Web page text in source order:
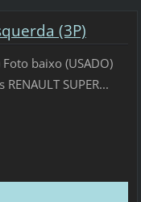
(3P)
Foto baixo (USADO)
SUPER...